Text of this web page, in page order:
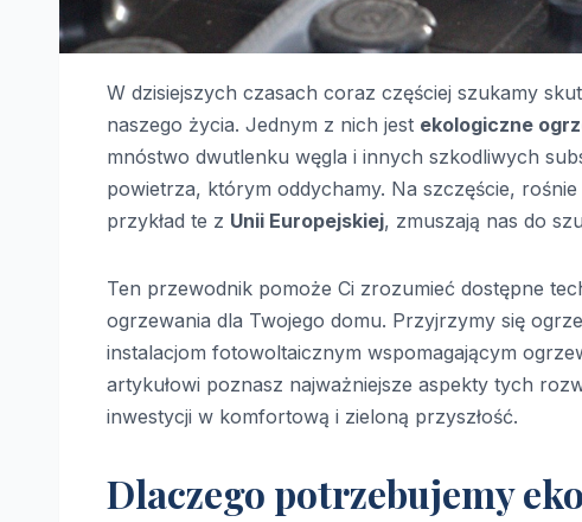
W dzisiejszych czasach coraz częściej szukamy
naszego życia. Jednym z nich jest ekologiczne
mnóstwo dwutlenku węgla i innych szkodliwych
powietrza, którym oddychamy. Na szczęście,
przykład te z Unii Europejskiej, zmuszają nas do
Ten przewodnik pomoże Ci zrozumieć dostępne
ogrzewania dla Twojego domu. Przyjrzymy się
instalacjom fotowoltaicznym wspomagającym
artykułowi poznasz najważniejsze aspekty tych
inwestycji w komfortową i zieloną przyszłość.
Dlaczego potrzebujemy